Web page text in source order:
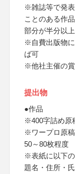
※雑誌等で発
ことのある作
部分が半分以
※自費出版物
ば可
※他社主催の
提出物
●作品
※400字詰め原
※ワープロ原
50～80枚程度
※表紙に以下
題名・住所・